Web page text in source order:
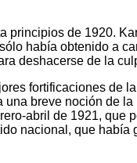
de 1920.
había obtenido a
deshacerse de la
fortificaciones de
breve noción de
abril de 1921, que
nacional, que